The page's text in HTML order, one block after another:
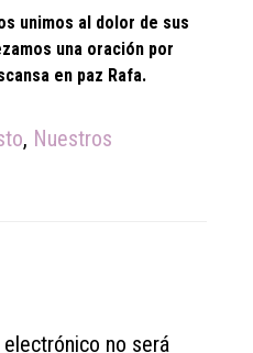
unimos al dolor de sus
una oración por
en paz Rafa.
, Nuestros
no será